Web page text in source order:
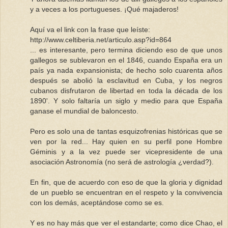
y a veces a los portugueses. ¡Qué majaderos!
Aquí va el link con la frase que leíste:
http://www.celtiberia.net/articulo.asp?id=864
... es interesante, pero termina diciendo eso de que unos
gallegos se sublevaron en el 1846, cuando España era un
país ya nada expansionista; de hecho solo cuarenta años
después se abolió la esclavitud en Cuba, y los negros
cubanos disfrutaron de libertad en toda la década de los
1890'. Y solo faltaría un siglo y medio para que España
ganase el mundial de baloncesto.
Pero es solo una de tantas esquizofrenias históricas que se
ven por la red... Hay quien en su perfil pone Hombre
Géminis y a la vez puede ser vicepresidente de una
asociación Astronomía (no será de astrología ¿verdad?).
En fin, que de acuerdo con eso de que la gloria y dignidad
de un pueblo se encuentran en el respeto y la convivencia
con los demás, aceptándose como se es.
Y es no hay más que ver el estandarte; como dice Chao, el